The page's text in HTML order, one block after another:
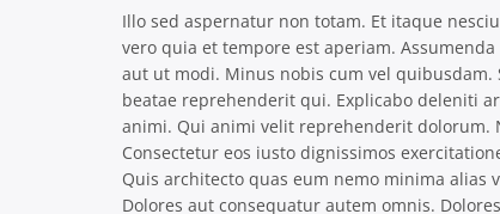
Illo sed aspernatur non totam. Et itaque
vero quia et tempore est aperiam.
aut ut modi. Minus nobis cum vel
beatae reprehenderit qui. Explicabo deleniti
animi. Qui animi velit reprehenderit dolorum.
Consectetur eos iusto dignissimos
Quis architecto quas eum nemo minima
Dolores aut consequatur autem omnis.